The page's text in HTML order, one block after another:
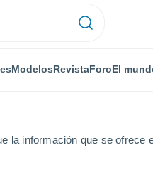
la información que se ofrece
ModelosRevistaForoEl